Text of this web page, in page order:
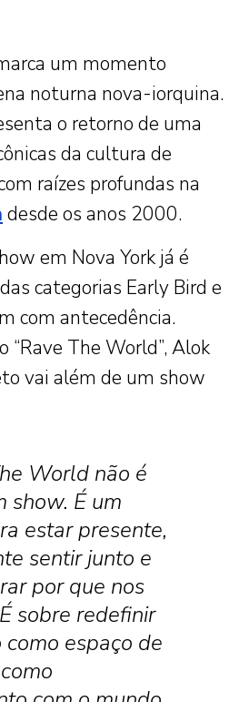
um momento
noturna nova-iorquina.
o retorno de uma
da cultura de
raízes profundas na
desde os anos 2000.
em Nova York já é
categorias Early Bird e
com antecedência.
“Rave The World”, Alok
vai além de um show
World não é
show. É um
estar presente,
sentir junto e
por que nos
sobre redefinir
como espaço de